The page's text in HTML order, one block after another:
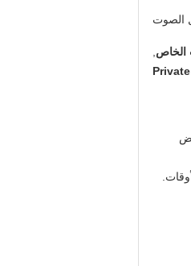
الصوت
الخاص